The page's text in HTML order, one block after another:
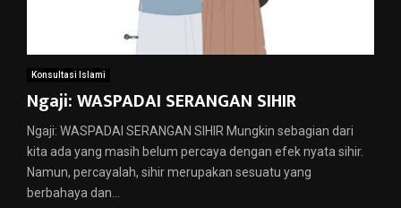
Konsultasi Islami
Ngaji: WASPADAI SERANGAN SIHIR
Ngaji: WASPADAI SERANGAN SIHIR Mungkin sebagian dari
kita ada yang masih belum percaya dengan efek nyata sihir.
Namun, percayalah, sihir merupakan sesuatu yang
berbahaya dan...